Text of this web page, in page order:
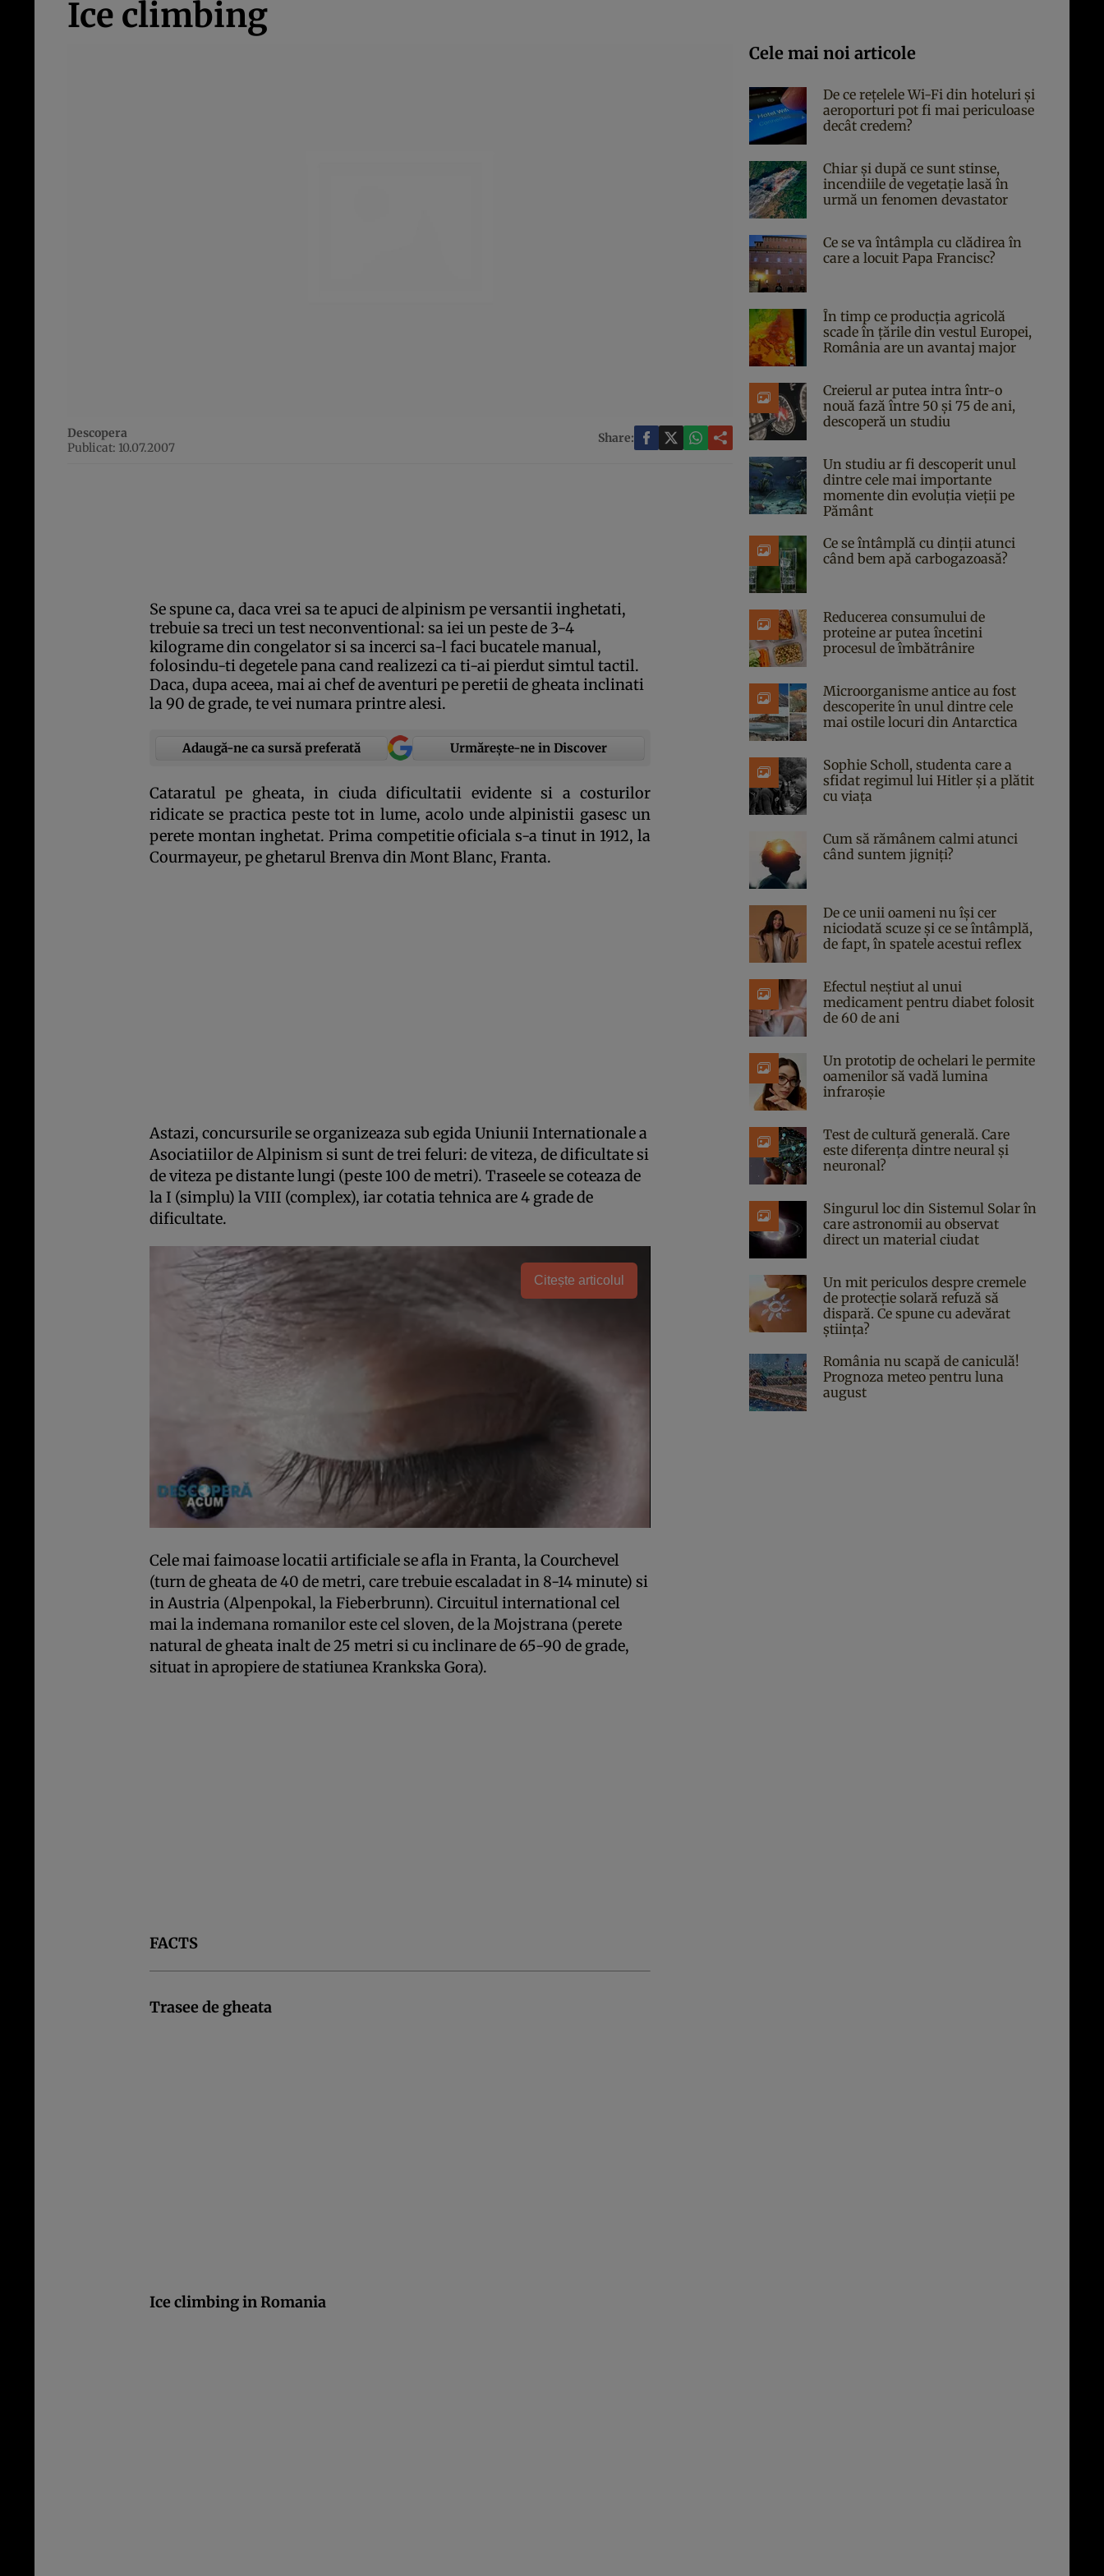
Ice climbing
Descopera
Publicat: 10.07.2007
Share:
Se spune ca, daca vrei sa te apuci de alpinism pe versantii inghetati,
trebuie sa treci un test neconventional: sa iei un peste de 3-4
kilograme din congelator si sa incerci sa-l faci bucatele manual,
folosindu-ti degetele pana cand realizezi ca ti-ai pierdut simtul tactil.
Daca, dupa aceea, mai ai chef de aventuri pe peretii de gheata inclinati
la 90 de grade, te vei numara printre alesi.
Adaugă-ne ca sursă preferată Urmărește-ne in Discover
Cataratul pe gheata, in ciuda dificultatii evidente si a costurilor
ridicate se practica peste tot in lume, acolo unde alpinistii gasesc un
perete montan inghetat. Prima competitie oficiala s-a tinut in 1912, la
Cour­ma­yeur, pe ghetarul Brenva din Mont Blanc, Franta.
Astazi, concursurile se organizeaza sub egida Uniunii Inter­nationale a
Asociatiilor de Alpinism si sunt de trei feluri: de viteza, de dificultate si
de viteza pe distante lungi (peste 100 de metri). Traseele se coteaza de
la I (simplu) la VIII (com­plex), iar cotatia tehnica are 4 grade de
dificultate.
Citește articolul
Cele mai faimoase locatii artificiale se afla in Franta, la Courchevel
(turn de gheata de 40 de metri, care trebuie escaladat in 8-14 minute) si
in Austria (Alpenpokal, la Fieberbrunn). Circuitul international cel
mai la indemana romanilor este cel sloven, de la Mojstrana (perete
natu­ral de gheata inalt de 25 metri si cu inclinare de 65-90 de grade,
situat in apropiere de statiunea Krankska Gora).
FACTS
Trasee de gheata
Ice climbing in Romania
Cele mai noi articole
De ce rețelele Wi-Fi din hoteluri și
aeroporturi pot fi mai periculoase
decât credem?
Chiar și după ce sunt stinse,
incendiile de vegetație lasă în
urmă un fenomen devastator
Ce se va întâmpla cu clădirea în
care a locuit Papa Francisc?
În timp ce producția agricolă
scade în țările din vestul Europei,
România are un avantaj major
Creierul ar putea intra într-o
nouă fază între 50 și 75 de ani,
descoperă un studiu
Un studiu ar fi descoperit unul
dintre cele mai importante
momente din evoluția vieții pe
Pământ
Ce se întâmplă cu dinții atunci
când bem apă carbogazoasă?
Reducerea consumului de
proteine ar putea încetini
procesul de îmbătrânire
Microorganisme antice au fost
descoperite în unul dintre cele
mai ostile locuri din Antarctica
Sophie Scholl, studenta care a
sfidat regimul lui Hitler și a plătit
cu viața
Cum să rămânem calmi atunci
când suntem jigniți?
De ce unii oameni nu își cer
niciodată scuze și ce se întâmplă,
de fapt, în spatele acestui reflex
Efectul neștiut al unui
medicament pentru diabet folosit
de 60 de ani
Un prototip de ochelari le permite
oamenilor să vadă lumina
infraroșie
Test de cultură generală. Care
este diferența dintre neural și
neuronal?
Singurul loc din Sistemul Solar în
care astronomii au observat
direct un material ciudat
Un mit periculos despre cremele
de protecție solară refuză să
dispară. Ce spune cu adevărat
știința?
România nu scapă de caniculă!
Prognoza meteo pentru luna
august